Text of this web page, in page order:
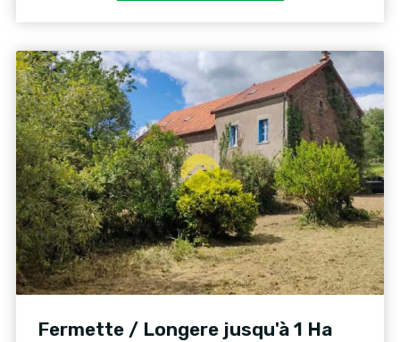
Fermette / Longere jusqu'à 1 Ha